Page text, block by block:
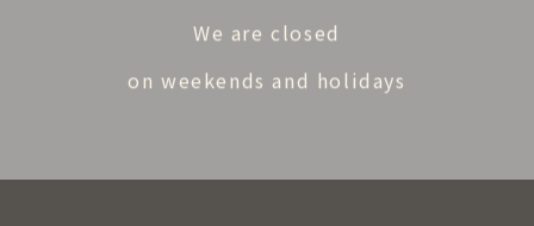
We are closed
on weekends and holidays